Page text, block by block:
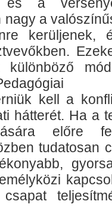
nagy a
kerüljenek,
különböző
kell a
hátterét. Ha a
előre
tudatosan